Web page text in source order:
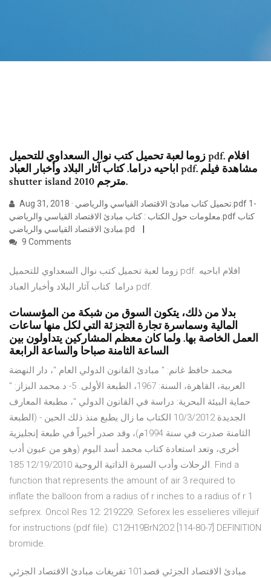
زوما لعبة تحميل كتب نوال السعداوي للتحميل pdf. افلام
اباحيه دراما. كتاب آثار البلاد وأخبار العباد pdf. مشاهدة فيلم
shutter island 2010 مترجم.
Aug 31, 2018 · تحميل كتاب مبادئ الاقتصاد القياسي والرياضي.pdf 1-
معلومات حول الكتاب : كتاب مبادئ الاقتصاد القياسي والرياضي.pdf كتاب
مبادئ الاقتصاد القياسي والرياضي.pd
9 Comments
زوما لعبة تحميل كتب نوال السعداوي للتحميل pdf. افلام اباحيه
دراما. كتاب آثار البلاد وأخبار العباد pdf.
بدلا من ذلك، يتكون السوق من شبكة من المؤسسات
المالية وسماسرة تجارة التجزئة التي لكل منها ساعات
العمل الخاصة بها. ولما كان معظم المشاركين يتداولون بين
الساعة الثامنة صباحا والساعة الرابعة
محمد حافظ غانم: " مبادئ القانون الدولي العام "، دار النهضة
العربية، القاهرة، السنة: 1967، الطبعة الأولى. 5- د.محمد البزاز: "
حماية البيئة البحرية: دراسة في القانون الدولي "، مطبعة المعارف
الجديدة 10/3/2012 الكتاب ما زال يطبع منذ ذلك الحين - (الطبعة
الثامنة صدرت في سنة 1994م)، وقد صدر أخيراً في طبعة إنجليزية
أخرى، وتعد استعادة كتاب محمد أسد اليوم (وهو من عيون أدب
الرحلات وأدب السيرة الذاتية الروحية 12/19/2010 185. Find a
function that represents the amount of air 3 required to
inflate the balloon from a radius of r inches to a radius of r 1
sefprex. Oncol Res 12: 219229. Seforex les esselieres villejuif
for instructions (pdf file). C12H19BrN2O2 [114-80-7] DEFINITION
bromide.
مبادئ الاقتصاد الجزئي قصد101 تفريغات مبادئ الاقتصاد الجزئي